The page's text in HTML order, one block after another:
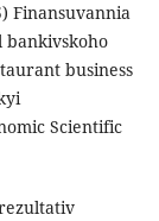
Finansuvannia
bankivskoho
business
Scientific